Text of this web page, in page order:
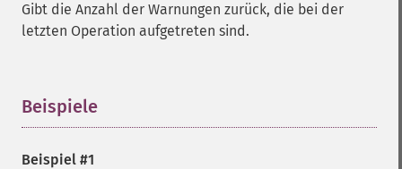
Gibt die Anzahl der Warnungen zurück, die bei der
letzten Operation aufgetreten sind.
Beispiele
Beispiel #1